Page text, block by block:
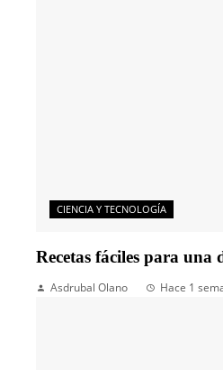
CIENCIA Y TECNOLOGÍA
Recetas fáciles para una
Asdrubal Olano Hace 1